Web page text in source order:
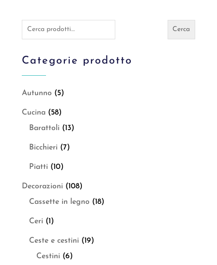
Cerca: Cerca
Categorie prodotto
Autunno (5)
Cucina (58)
Barattoli (13)
Bicchieri (7)
Piatti (10)
Decorazioni (108)
Cassette in legno (18)
Ceri (1)
Ceste e cestini (19)
Cestini (6)